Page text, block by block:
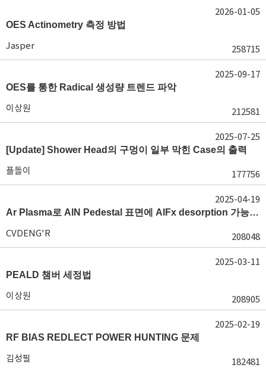
OES Actinometry 측정 방법
Jasper 258715
2026-01-05
OES를 통한 Radical 생성량 트렌드 파악
이상원 212581
2025-09-17
[Update] Shower Head의 구멍이 일부 막힌 Case의 출력
플돌이 177756
2025-07-25
Ar Plasma로 AlN Pedestal 표면에 AlFx desorption 가능 여부가 궁금합니다.
CVDENG'R 208048
2025-04-19
PEALD 챔버 세정법
이상원 208905
2025-03-11
RF BIAS REDLECT POWER HUNTING 문제
김성필 182481
2025-02-19